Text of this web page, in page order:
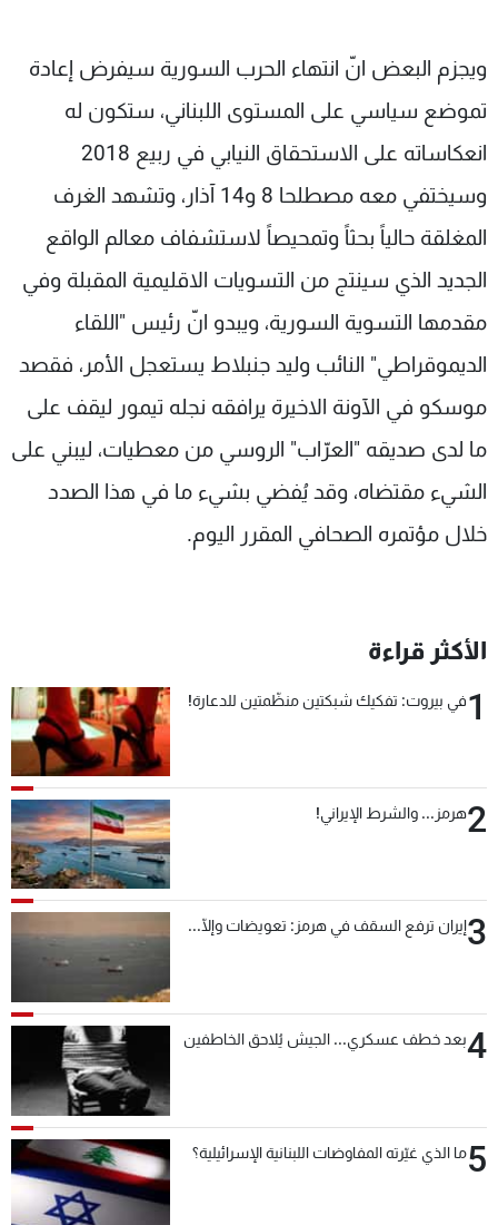
ويجزم البعض انّ انتهاء الحرب السورية سيفرض إعادة
تموضع سياسي على المستوى اللبناني، ستكون له
انعكاساته على الاستحقاق النيابي في ربيع 2018
وسيختفي معه مصطلحا 8 و14 آذار، وتشهد الغرف
المغلقة حالياً بحثاً وتمحيصاً لاستشفاف معالم الواقع
الجديد الذي سينتج من التسويات الاقليمية المقبلة وفي
مقدمها التسوية السورية، ويبدو انّ رئيس "اللقاء
الديموقراطي" النائب وليد جنبلاط يستعجل الأمر، فقصد
موسكو في الآونة الاخيرة يرافقه نجله تيمور ليقف على
ما لدى صديقه "العرّاب" الروسي من معطيات، ليبني على
الشيء مقتضاه، وقد يُفضي بشيء ما في هذا الصدد
خلال مؤتمره الصحافي المقرر اليوم.
الأكثر قراءة
1في بيروت: تفكيك شبكتين منظّمتين للدعارة!
2هرمز... والشرط الإيراني!
3إيران ترفع السقف في هرمز: تعويضات وإلّا...
4بعد خطف عسكري... الجيش يُلاحق الخاطفين
5ما الذي غيّرته المفاوضات اللبنانية الإسرائيلية؟